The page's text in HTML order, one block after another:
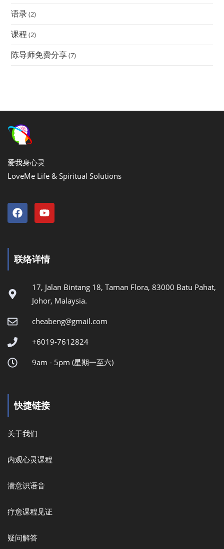
语录(2)
课程 (2)
陈导师免费分享(7)
爱我身心灵
LoveMe Life & Spiritual Solutions
联络详情
17, Jalan Bintang 18, Taman Flora, 83000 Batu Pahat,
Johor, Malaysia.
cheabeng@gmail.com
+6019-7612824
9am - 5pm (星期一至六)
快捷链接
关于我们
内观心灵课程
潜意识语音
疗愈课程见证
疑问解答